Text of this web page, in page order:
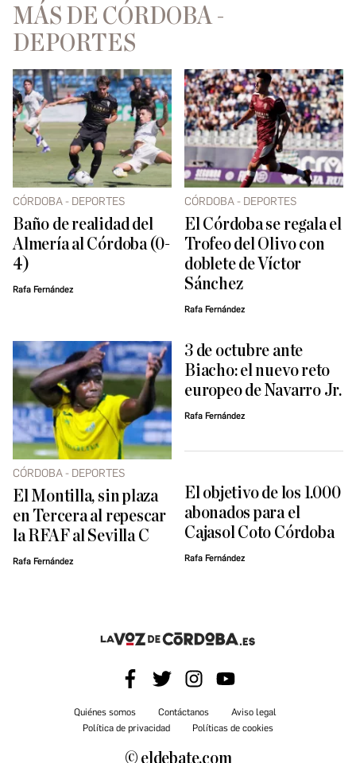
MÁS DE CÓRDOBA -
DEPORTES
CÓRDOBA - DEPORTES
Baño de realidad del
Almería al Córdoba (0-
4)
Rafa Fernández
CÓRDOBA - DEPORTES
El Córdoba se regala el
Trofeo del Olivo con
doblete de Víctor
Sánchez
Rafa Fernández
CÓRDOBA - DEPORTES
El Montilla, sin plaza
en Tercera al repescar
la RFAF al Sevilla C
Rafa Fernández
3 de octubre ante
Biacho: el nuevo reto
europeo de Navarro Jr.
Rafa Fernández
El objetivo de los 1.000
abonados para el
Cajasol Coto Córdoba
Rafa Fernández
Quiénes somos Contáctanos
Aviso legal
Política de privacidad
Políticas de cookies
© eldebate.com